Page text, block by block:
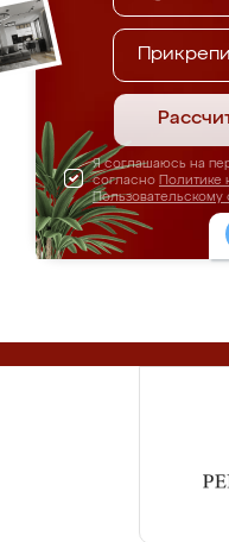
Я соглашаюсь на
согласно Политике